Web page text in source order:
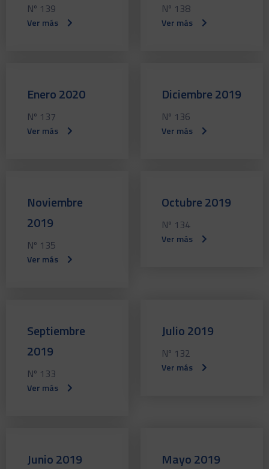
Nº 139
Ver más
Nº 138
Ver más
Enero 2020
Nº 137
Ver más
Diciembre 2019
Nº 136
Ver más
Noviembre
2019
Nº 135
Ver más
Octubre 2019
Nº 134
Ver más
Septiembre
2019
Nº 133
Ver más
Julio 2019
Nº 132
Ver más
Junio 2019 Mayo 2019